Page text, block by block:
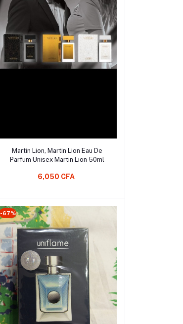
Ajouter au Panier
Martin Lion, Martin Lion Eau De
Parfum Unisex Martin Lion 50ml
6,050 CFA
-67%